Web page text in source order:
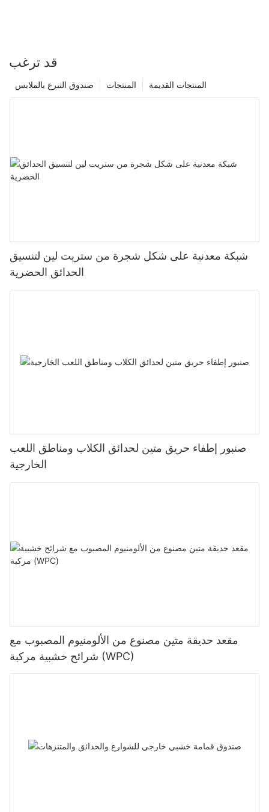
قد ترغب
المنتجات القديمة المنتجات صندوق التبرع بالملابس
شبكة معدنية على شكل شجرة من ستريت لين لتنسيق
الحدائق الحضرية
صنبور إطفاء حريق متين لحدائق الكلاب ومناطق اللعب
الخارجية
مقعد حديقة متين مصنوع من الألومنيوم المصبوب مع
شرائح خشبية مركبة (WPC)